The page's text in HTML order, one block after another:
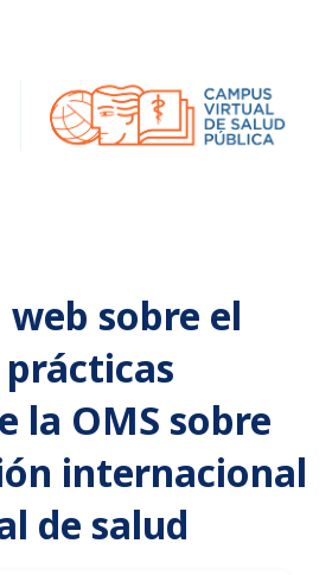
sobre el
la OMS sobre
internacional
de salud